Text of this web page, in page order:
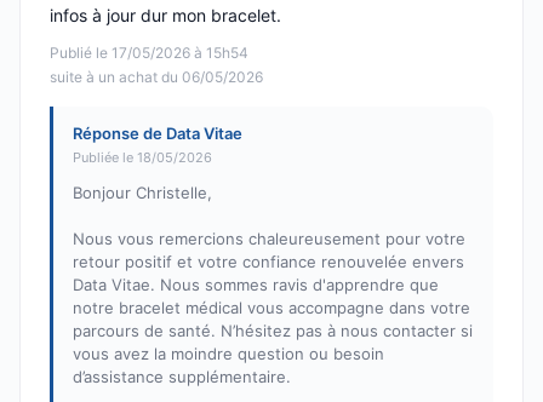
Publié le 17/05/2026 à 15h54
suite à un achat du 06/05/2026
infos à jour dur mon bracelet.
Réponse de Data Vitae
Publiée le 18/05/2026
Bonjour Christelle,
Nous vous remercions chaleureusement pour votre
retour positif et votre confiance renouvelée envers
Data Vitae. Nous sommes ravis d'apprendre que
notre bracelet médical vous accompagne dans votre
parcours de santé. N’hésitez pas à nous contacter si
vous avez la moindre question ou besoin
d’assistance supplémentaire.